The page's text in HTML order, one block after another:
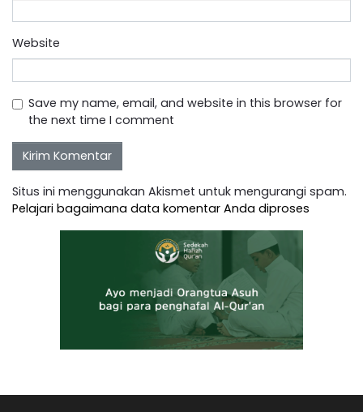
Website
Save my name, email, and website in this browser for
the next time I comment
Situs ini menggunakan Akismet untuk mengurangi spam.
Pelajari bagaimana data komentar Anda diproses